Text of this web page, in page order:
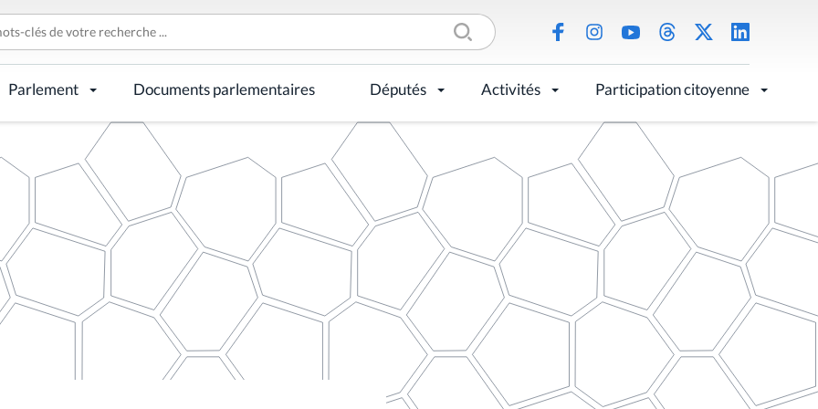
Parlement Documents parlementaires Députés Activités Participation citoyenne